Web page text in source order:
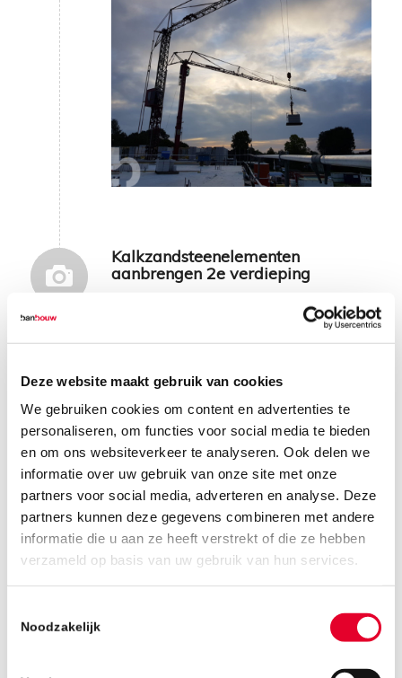
Deze website maakt gebruik van cookies
We gebruiken cookies om content en advertenties te
personaliseren, om functies voor social media te bieden
en om ons websiteverkeer te analyseren. Ook delen we
informatie over uw gebruik van onze site met onze
partners voor social media, adverteren en analyse. Deze
partners kunnen deze gegevens combineren met andere
informatie die u aan ze heeft verstrekt of die ze hebben
verzameld op basis van uw gebruik van hun services.
Noodzakelijk
Kalkzandsteenelementen
aanbrengen 2e verdieping